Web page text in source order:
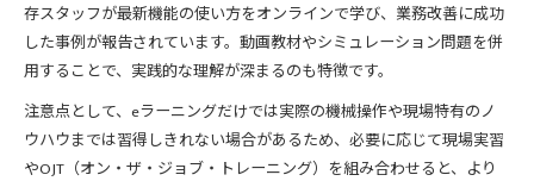
存スタッフが最新機能の使い方をオンラインで学び、業務改善に成功
した事例が報告されています。動画教材やシミュレーション問題を併
用することで、実践的な理解が深まるのも特徴です。
注意点として、eラーニングだけでは実際の機械操作や現場特有のノ
ウハウまでは習得しきれない場合があるため、必要に応じて現場実習
やOJT（オン・ザ・ジョブ・トレーニング）を組み合わせると、より